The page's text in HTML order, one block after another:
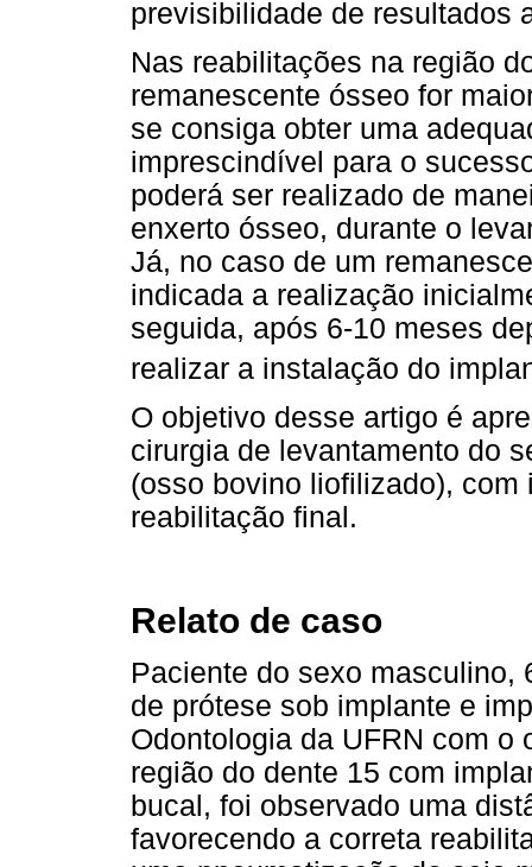
previsibilidade de resultados
Nas reabilitações na região
remanescente ósseo for
se consiga obter uma
imprescindível para o
poderá ser realizado de
enxerto ósseo, durante o
Já, no caso de um
indicada a realização
seguida, após 6-10 meses
realizar a instalação do
O objetivo desse artigo é
cirurgia de levantamento do
(osso bovino liofilizado),
reabilitação final.
Relato de caso
Paciente do sexo masculino,
de prótese sob implante e
Odontologia da UFRN com o
região do dente 15 com
bucal, foi observado uma
favorecendo a correta